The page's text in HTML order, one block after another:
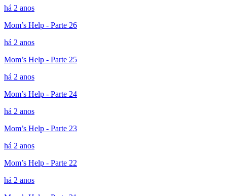
há 2 anos
Mom’s Help - Parte 26
há 2 anos
Mom’s Help - Parte 25
há 2 anos
Mom’s Help - Parte 24
há 2 anos
Mom’s Help - Parte 23
há 2 anos
Mom’s Help - Parte 22
há 2 anos